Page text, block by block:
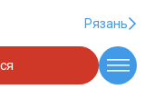
Рязань